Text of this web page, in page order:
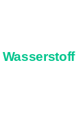
Wasserstoff